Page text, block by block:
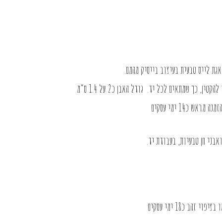
כך שמתאים לכל יד. גודל האבן כ2 על 1.4 ס”מ
כ14 ימי עסקים
כ18 ימי עסקים